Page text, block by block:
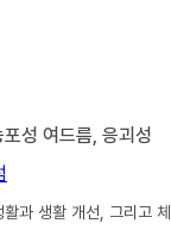
성 여드름, 응괴성
과 생활 개선, 그리고 체